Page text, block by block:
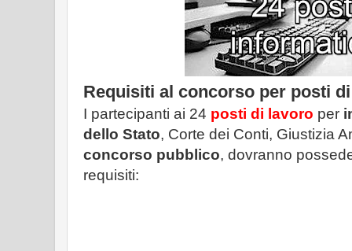
Requisiti al concorso per posti
I partecipanti ai 24 posti di lavoro per
dello Stato, Corte dei Conti, Giustizia
concorso pubblico, dovranno
requisiti: